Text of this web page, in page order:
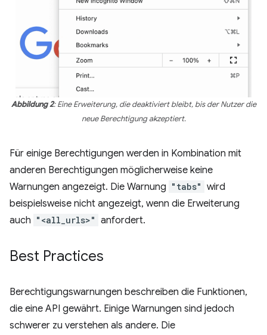
Abbildung 2: Eine Erweiterung, die deaktiviert bleibt, bis der Nutzer die
neue Berechtigung akzeptiert.
Für einige Berechtigungen werden in Kombination mit
anderen Berechtigungen möglicherweise keine
Warnungen angezeigt. Die Warnung "tabs" wird
beispielsweise nicht angezeigt, wenn die Erweiterung
auch "<all_urls>" anfordert.
Best Practices
Berechtigungswarnungen beschreiben die Funktionen,
die eine API gewährt. Einige Warnungen sind jedoch
schwerer zu verstehen als andere. Die